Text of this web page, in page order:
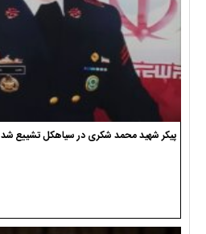
پیکر شهید محمد شکری در سیاهکل تشییع شد